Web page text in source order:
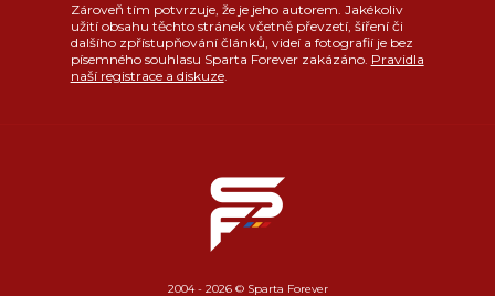
Zároveň tím potvrzuje, že je jeho autorem. Jakékoliv
užití obsahu těchto stránek včetně převzetí, šíření či
dalšího zpřístupňování článků, videí a fotografií je bez
písemného souhlasu Sparta Forever zakázáno. Pravidla
naší registrace a diskuze.
2004 - 2026 © Sparta Forever